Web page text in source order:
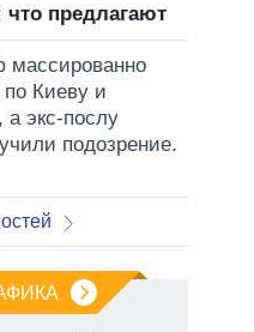
предлагают
массированно
Киеву и
а экс-послу
подозрение.